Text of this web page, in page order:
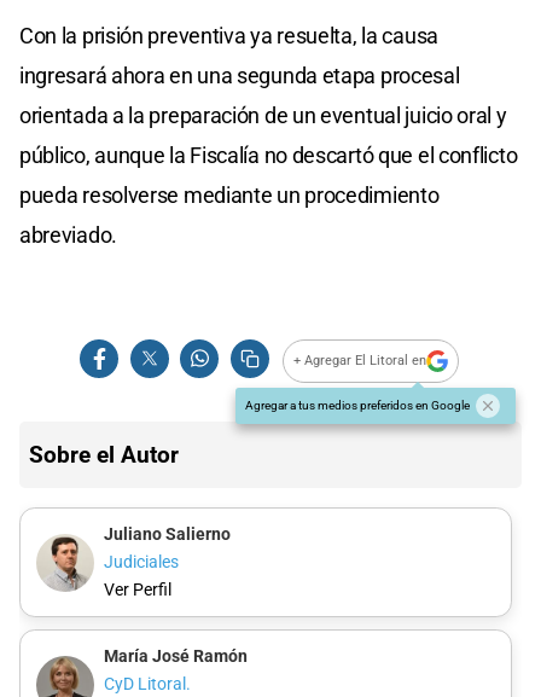
Con la prisión preventiva ya resuelta, la causa
ingresará ahora en una segunda etapa procesal
orientada a la preparación de un eventual juicio oral y
público, aunque la Fiscalía no descartó que el conflicto
pueda resolverse mediante un procedimiento
abreviado.
+ Agregar El Litoral en
Agregar a tus medios preferidos en Google
Sobre el Autor
Juliano Salierno
Judiciales
Ver Perfil
María José Ramón
CyD Litoral.